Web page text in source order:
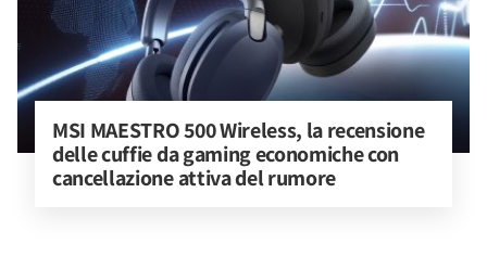
MSI MAESTRO 500 Wireless, la recensione
delle cuffie da gaming economiche con
cancellazione attiva del rumore